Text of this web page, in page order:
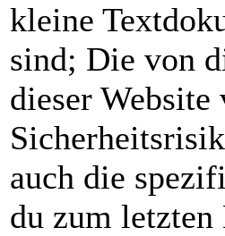
kleine
sind; Die von
dieser
auch die
du zum letzten